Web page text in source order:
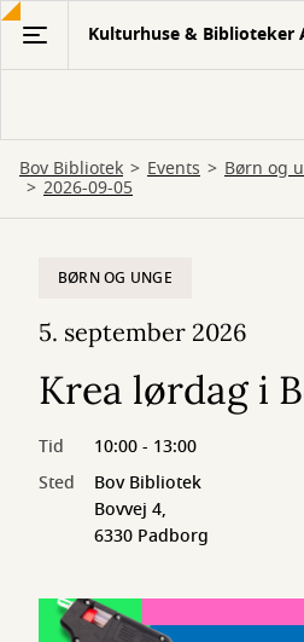
Gå
hovedindhold
Kulturhuse & Biblioteker
Bov Bibliotek Events Børn og
2026-09-05
BØRN OG UNGE
5. september 2026
Krea lørdag i
Tid
10:00 - 13:00
Sted
Bov Bibliotek
Bovvej 4,
6330 Padborg